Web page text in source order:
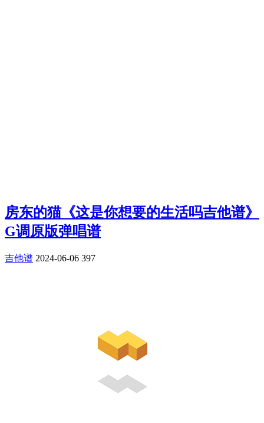
房东的猫《这是你想要的生活吗吉他谱》
G调原版弹唱谱
吉他谱 2024-06-06 397